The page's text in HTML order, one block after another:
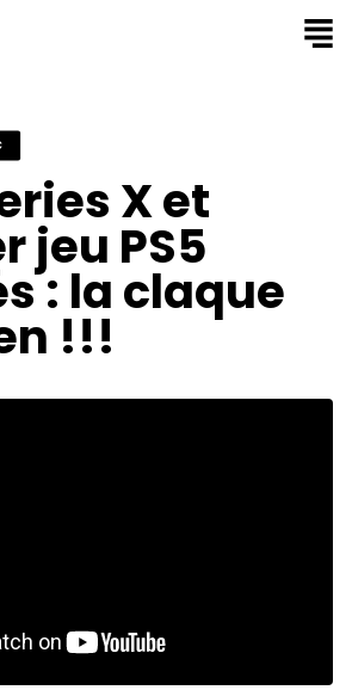
X et
jeu PS5
: la claque
!!!